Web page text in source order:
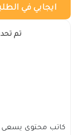
ايجابي في
تم
كاتب محتوى يسعى